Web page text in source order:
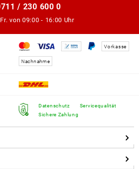
/ 230 600 0
von 09:00 - 16:00 Uhr
Vorkasse
Nachnahme
Datenschutz
Sichere Zahlung
Servicequalität